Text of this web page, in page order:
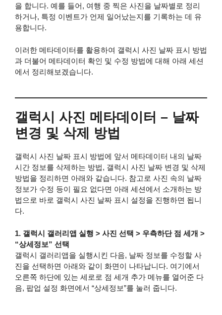
을 합니다. 예를 들어, 여행 중 찍은 사진을 날짜별로 정리
하거나, 특정 이벤트가 언제 일어났는지를 기록하는 데 유
용합니다.
이러한 메타데이터를 활용하여 갤럭시 사진 날짜 표시 방법
과 더불어 메타데이터 확인 및 수정 방법에 대해 아래 세션
에서 정리해보겠습니다.
갤럭시 사진 메타데이터 – 날짜
변경 및 삭제 방법
갤럭시 사진 날짜 표시 방법에 앞서 메타데이터 내의 날짜
시간 정보를 삭제하는 방법, 갤럭시 사진 날짜 변경 및 삭제
방법을 정리하면 아래와 같습니다. 참고로 사진 속의 날짜
정보가 수정 등이 필요 없다면 아래 세션에서 소개하는 방
법으로 바로 갤럭시 사진 날짜 표시 설정을 진행하면 됩니
다.
1. 갤럭시 갤러리앱 실행 > 사진 선택 > 우측하단 점 세개 >
“상세정보” 선택
갤럭시 갤러리앱을 실행시킨 다음, 날짜 정보를 수정할 사
진을 선택하면 아래와 같이 화면이 나타납니다. 여기에서
오른쪽 하단에 있는 세로로 점 세개 추가 메뉴를 열어준 다
음, 팝업 설정 화면에서 “상세정보”를 눌러 줍니다.